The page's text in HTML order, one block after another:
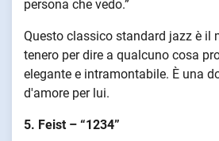
persona che vedo.”
Questo classico standard jazz è il
tenero per dire a qualcuno cosa
elegante e intramontabile. È una
d'amore per lui.
5. Feist – “1234”